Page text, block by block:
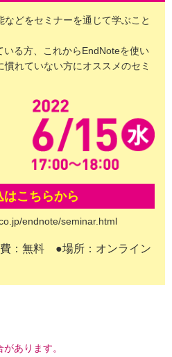
どをセミナーを通じて学ぶこと
る方、これからEndNoteを使い
れていない方にオススメのセミ
はこちらから
endnote/seminar.html
：無料 ●場所：オンライン
あります。